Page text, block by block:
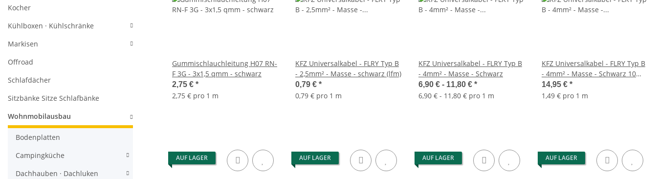
Gummischlauchleitung H07 RN-
F 3G - 3x1,5 qmm - schwarz
2,75 € *
2,75 € pro 1 m
KFZ Universalkabel - FLRY Typ B
- 2,5mm² - Masse - schwarz (lfm)
0,79 € *
0,79 € pro 1 m
KFZ Universalkabel - FLRY Typ B
- 4mm² - Masse - Schwarz
6,90 € - 11,80 € *
6,90 € - 11,80 € pro 1 m
KFZ Universalkabel - FLRY Typ B
- 4mm² - Masse - Schwarz 10
Meter
14,95 € *
1,49 € pro 1 m
AUF LAGER AUF LAGER AUF LAGER AUF LAGER
Kocher
Kühlboxen · Kühlschränke
Markisen
Offroad
Schlafdächer
Sitzbänke Sitze Schlafbänke
Wohnmobilausbau
Bodenplatten
Campingküche
Dachhauben · Dachluken